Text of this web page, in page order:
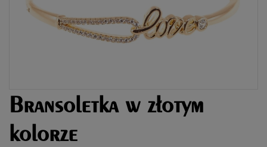
Bransoletka w złotym
kolorze